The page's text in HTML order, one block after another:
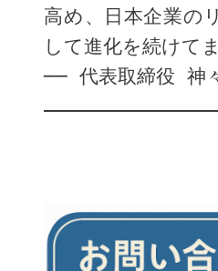
高め、日本企業の
して進化を続けて
── 代表取締役 神